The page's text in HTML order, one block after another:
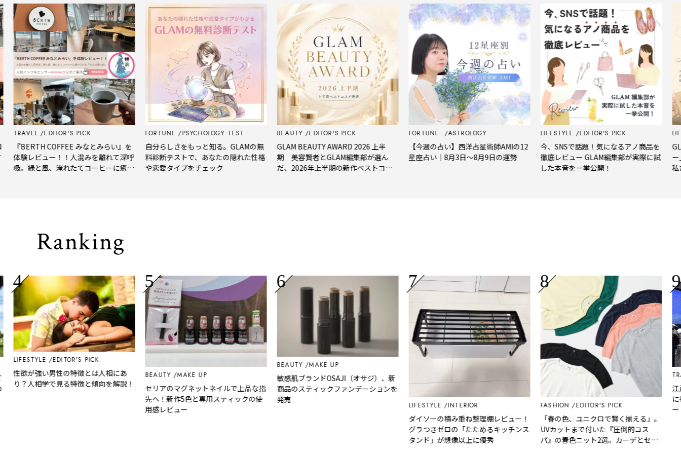
EDITOR'S PICK
COFFEE みなとみらい』を
レビュー！！人混みを離れて深呼
緑と風、淹れたてコーヒーに癒や
FORTUNE PSYCHOLOGY TEST
自分らしさをもっと知る。GLAMの無
料診断テストで、あなたの隠れた性格
や恋愛タイプをチェック
BEAUTY EDITOR'S PICK
GLAM BEAUTY AWARD 2026 上半
期 美容賢者とGLAM編集部が選ん
だ、2026年上半期の新作ベストコス
FORTUNE ASTROLOGY
【今週の占い】西洋占星術師AMIの12
星座占い｜8月3日～8月9日の運勢
LIFESTYLE EDITOR'S PICK
今、SNSで話題！気になるアノ商品を
徹底レビュー GLAM編集部が実際に試
した本音を一挙公開！
GLAMの
ー」スキ
私たち
Ranking
EDITOR'S PICK
が強い男性の特徴とは人相にあ
人相学で見る特徴と傾向を解説！
BEAUTY MAKE UP
セリアのマグネットネイルで上品な指
先へ！新作5色と専用スティックの使
用感レビュー
BEAUTY MAKE UP
敏感肌ブランドOSAJI（オサジ）、新
商品のスティックファンデーションを
発売
LIFESTYLE INTERIOR
ダイソーの積み重ね整理棚レビュー！
グラつきゼロの「たためるキッチンス
タンド」が想像以上に優秀
FASHION EDITOR'S PICK
「春の色、ユニクロで賢く揃える」。
UVカットまで付いた『圧倒的コス
パ』の春色ニット2選。カーデとセー
TRAVEL
江戸東
に行って